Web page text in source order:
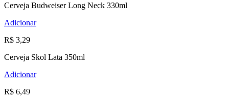
Cerveja Budweiser Long Neck 330ml
Adicionar
R$ 3,29
Cerveja Skol Lata 350ml
Adicionar
R$ 6,49